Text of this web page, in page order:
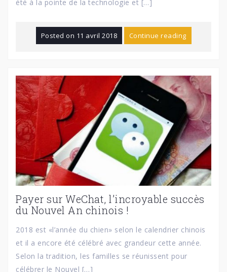
été à la pointe de la technologie et […]
Posted on 11 avril 2018 Continue reading
Payer sur WeChat, l’incroyable succès
du Nouvel An chinois !
2018 est «l’année du chien» selon le calendrier chinois
et il a encore été célébré avec grandeur cette année.
Selon la tradition, les familles se réunissent pour
célébrer le Nouvel […]